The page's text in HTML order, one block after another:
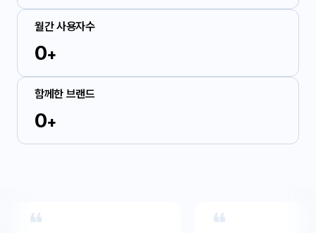
월간 사용자수
0+
함께한 브랜드
0+